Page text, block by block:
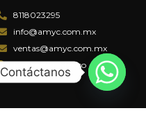
8118023295
info@amyc.com.mx
ventas@amyc.com.mx
Monterrey, México
Contáctanos